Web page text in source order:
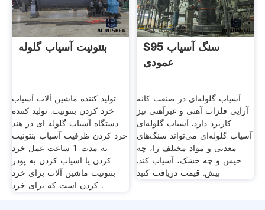
بنتونیت آسیاب گلوله
تولید کننده ماشین آلات آسیاب
خرد کردن بنتونیت. تولید کننده
دستگاه آسیاب گلوله ای در هند
خرد کردن ظرفیت آسیاب بنتونیت
به مدت 1 ساعت عمل خرد
کردن یا اسیاب کردن به پودر
بنتونیت ماشین آلات برای خرد
کردن است که برای خرد .
S95 سنگ آسیاب
عمودی
آسیاب گلوله‌ای در صنعت کانه
آرایی فلزات آهنی و غیرآهنی نیز
کاربرد دارد. آسیاب گلوله‌ای
آسیاب گلوله‌ای می‌تواند سنگ‌های
معدنی و مواد مختلف را، چه
خیس و چه خشک، آسیاب کند.
بیش. قیمت دریافت کنید